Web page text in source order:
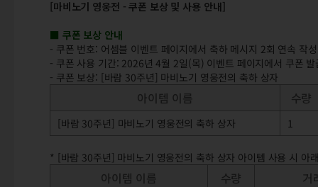
[마비노기 영웅전 - 쿠폰 보상 및 사용 안내]
■ 쿠폰 보상 안내
- 쿠폰 번호: 어셈블 이벤트 페이지에서 축하 메시지 2회 연속 작
- 쿠폰 사용 기간: 2026년 4월 2일(목) 이벤트 페이지에서 쿠폰
- 쿠폰 보상: [바람 30주년] 마비노기 영웅전의 축하 상자
아이템 이름 수량
[바람 30주년] 마비노기 영웅전의 축하 상자 1
* [바람 30주년] 마비노기 영웅전의 축하 상자 아이템 사용 시 아
아이템 이름 수량 거